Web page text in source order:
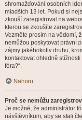
shromažďování osobních
mladších 13 let. Pokud si
zkouší zaregistrovat na
kterou se zkoušíte
Vezměte prosím na vědomí,
nemůžou poskytovat právní
zájmy jakéhokoliv druhu,
kontaktovat ohledně
fóra?“.
Nahoru
Proč se nemůžu
Je možné, že administrátor
návštěvníkům, aby se stali